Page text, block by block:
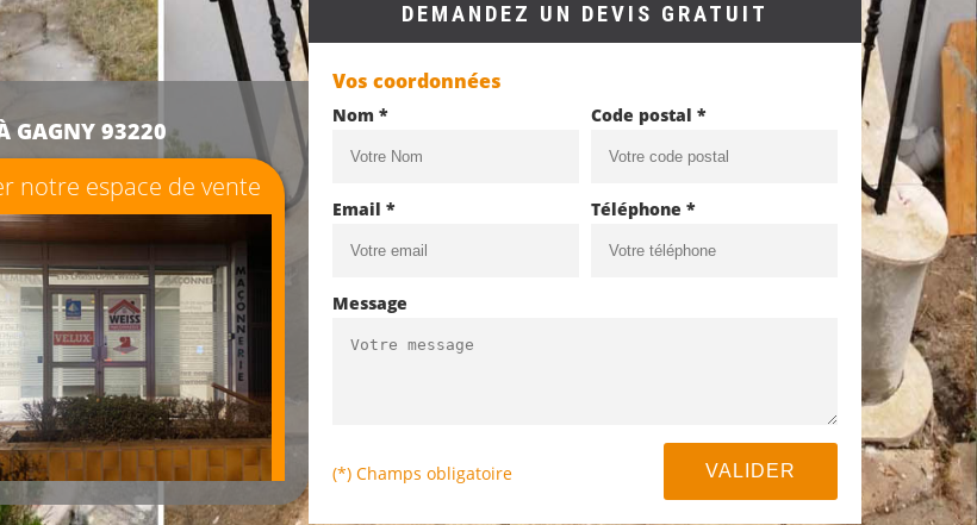
GAGNY 93220
notre espace de vente
DEMANDEZ UN DEVIS GRATUIT
Vos coordonnées
Nom * Code postal *
Email * Téléphone *
Message
(*) Champs obligatoire